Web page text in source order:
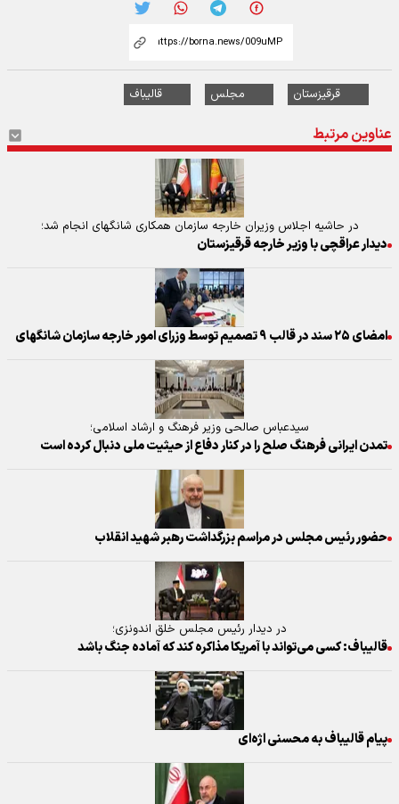
قرقیزستان مجلس قالیباف
عناوین مرتبط
در حاشیه اجلاس وزیران خارجه سازمان همکاری شانگهای انجام شد؛
دیدار عراقچی با وزیر خارجه قرقیزستان
امضای ۲۵ سند در قالب ۹ تصمیم توسط وزرای امور خارجه سازمان شانگهای
سیدعباس صالحی وزیر فرهنگ و ارشاد اسلامی؛
تمدن ایرانی فرهنگ صلح را در کنار دفاع از حیثیت ملی دنبال کرده است
حضور رئیس مجلس در مراسم بزرگداشت رهبر شهید انقلاب
در دیدار رئیس مجلس خلق اندونزی؛
قالیباف: کسی می‌تواند با آمریکا مذاکره کند که آماده جنگ باشد
پیام قالیباف به محسنی اژه‌ای